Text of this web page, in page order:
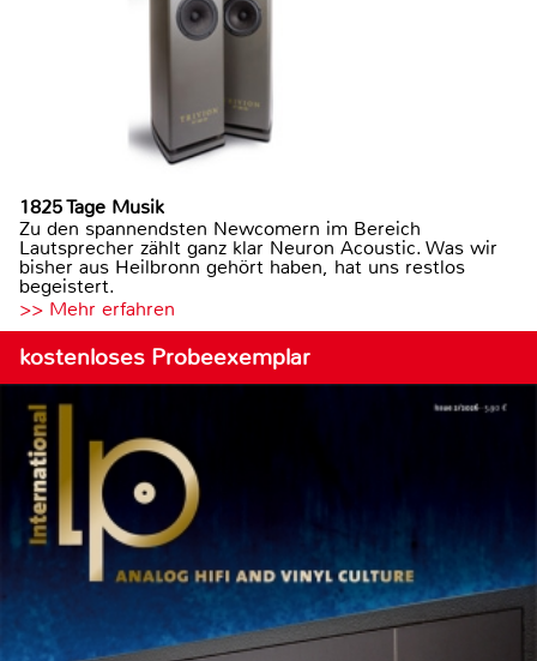
1825 Tage Musik
Zu den spannendsten Newcomern im Bereich
Lautsprecher zählt ganz klar Neuron Acoustic. Was wir
bisher aus Heilbronn gehört haben, hat uns restlos
begeistert.
>> Mehr erfahren
kostenloses Probeexemplar